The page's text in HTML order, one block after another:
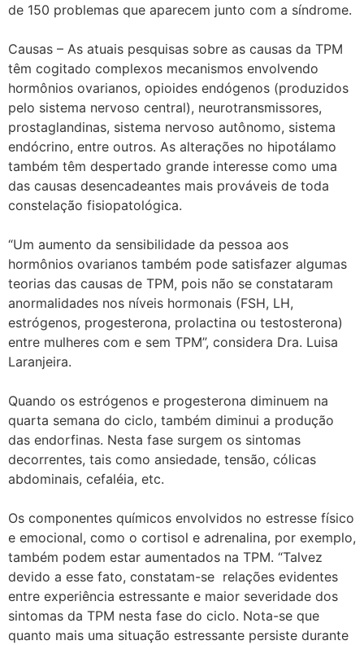
de 150 problemas que aparecem junto com a síndrome.
Causas – As atuais pesquisas sobre as causas da TPM
têm cogitado complexos mecanismos envolvendo
hormônios ovarianos, opioides endógenos (produzidos
pelo sistema nervoso central), neurotransmissores,
prostaglandinas, sistema nervoso autônomo, sistema
endócrino, entre outros. As alterações no hipotálamo
também têm despertado grande interesse como uma
das causas desencadeantes mais prováveis de toda
constelação fisiopatológica.
“Um aumento da sensibilidade da pessoa aos
hormônios ovarianos também pode satisfazer algumas
teorias das causas de TPM, pois não se constataram
anormalidades nos níveis hormonais (FSH, LH,
estrógenos, progesterona, prolactina ou testosterona)
entre mulheres com e sem TPM”, considera Dra. Luisa
Laranjeira.
Quando os estrógenos e progesterona diminuem na
quarta semana do ciclo, também diminui a produção
das endorfinas. Nesta fase surgem os sintomas
decorrentes, tais como ansiedade, tensão, cólicas
abdominais, cefaléia, etc.
Os componentes químicos envolvidos no estresse físico
e emocional, como o cortisol e adrenalina, por exemplo,
também podem estar aumentados na TPM. “Talvez
devido a esse fato, constatam-se relações evidentes
entre experiência estressante e maior severidade dos
sintomas da TPM nesta fase do ciclo. Nota-se que
quanto mais uma situação estressante persiste durante